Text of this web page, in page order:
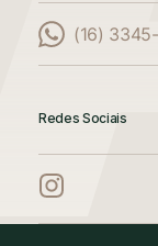
(16)
Redes Sociais